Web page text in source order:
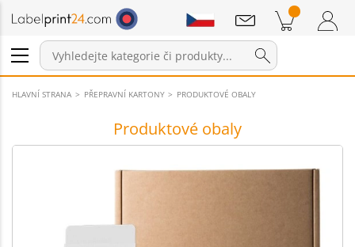
Přihlášení / Registrace
Položky v košíku Nákupní Košík
Sdělení
HLAVNÍ STRANA PŘEPRAVNÍ KARTONY PRODUKTOVÉ OBALY
Produktové obaly